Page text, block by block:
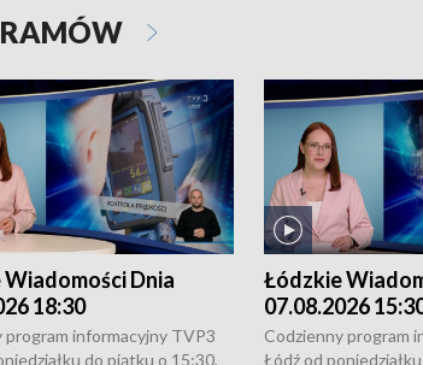
Dnia
18:30
program informacyjny TVP3
do piątku o 15:30,
Łódzkie
07.08.2026
Codzienny program
Łódź od